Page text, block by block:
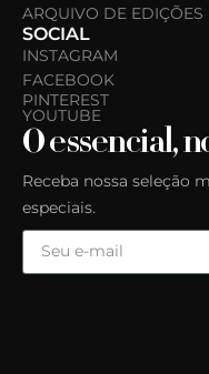
ARQUIVO DE EDIÇÕES
SOCIAL
INSTAGRAM
FACEBOOK
PINTEREST
YOUTUBE
O essencial,
Receba nossa seleção
especiais.